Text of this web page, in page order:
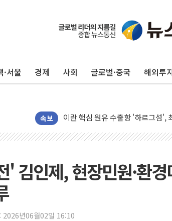
·서울 경제 사회 글로벌·중국 해외투
속보
유럽증시, 美 고용 예상 밖 부진에
미 연준 매파 기세 꺾이나…고용 감
트럼프, 백신·자폐증 행정명령 검
美 항소법원, 백악관 무도회장 공
美 고용 쇼크에 엔화 장중 급등…
[AI MY 뉴스] 뉴욕 반도체주 프리
[종합] 美 7월 고용 2만3000명 감
[사진] 이슬람 수니파 3개국, 공동
김인제, 현장민원·환경
2026년06월02일 16:10